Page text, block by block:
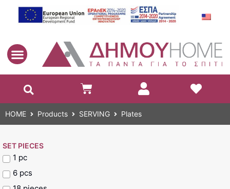
HOME Products SERVING Plates
SET PIECES
1 pc
6 pcs